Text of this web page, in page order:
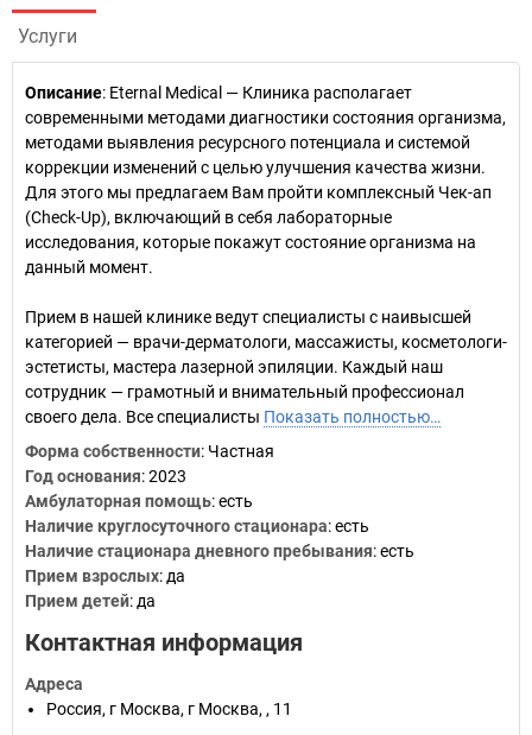
Услуги
Описание: Eternal Medical — Клиника располагает
современными методами диагностики состояния организма,
методами выявления ресурсного потенциала и системой
коррекции изменений с целью улучшения качества жизни.
Для этого мы предлагаем Вам пройти комплексный Чек-ап
(Check-Up), включающий в себя лабораторные
исследования, которые покажут состояние организма на
данный момент.
Прием в нашей клинике ведут специалисты с наивысшей
категорией — врачи-дерматологи, массажисты, косметологи-
эстетисты, мастера лазерной эпиляции. Каждый наш
сотрудник — грамотный и внимательный профессионал
своего дела. Все специалисты Показать полностью…
Форма собственности: Частная
Год основания:2023
Амбулаторная помощь: есть
Наличие круглосуточного стационара: есть
Наличие стационара дневного пребывания: есть
Прием взрослых: да
Прием детей: да
Контактная информация
Адреса
Россия, г Москва, г Москва, , 11